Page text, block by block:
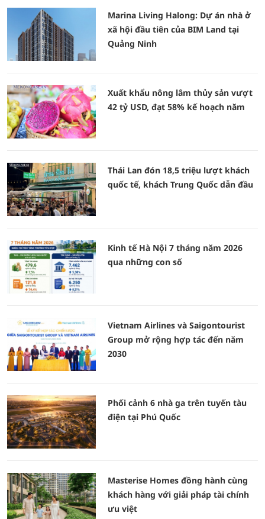
Marina Living Halong: Dự án nhà ở
xã hội đầu tiên của BIM Land tại
Quảng Ninh
Xuất khẩu nông lâm thủy sản vượt
42 tỷ USD, đạt 58% kế hoạch năm
Thái Lan đón 18,5 triệu lượt khách
quốc tế, khách Trung Quốc dẫn đầu
Kinh tế Hà Nội 7 tháng năm 2026
qua những con số
Vietnam Airlines và Saigontourist
Group mở rộng hợp tác đến năm
2030
Phối cảnh 6 nhà ga trên tuyến tàu
điện tại Phú Quốc
Masterise Homes đồng hành cùng
khách hàng với giải pháp tài chính
ưu việt